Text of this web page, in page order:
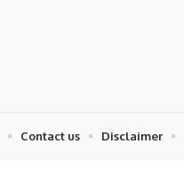
Contact us Disclaimer